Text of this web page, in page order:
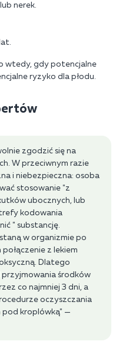
nerek.
wtedy, gdy potencjalne
ryzyko dla płodu.
zgodzić się na
W przeciwnym razie
i niebezpieczna: osoba
stosowanie "z
ubocznych, lub
kodowania
" substancję.
w organizmie po
z lekiem
Dlatego
środków
co najmniej 3 dni, a
oczyszczania
kroplówką" —